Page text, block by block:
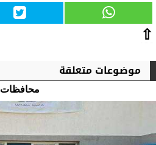
⇧
موضوعات متعلقة
محافظات